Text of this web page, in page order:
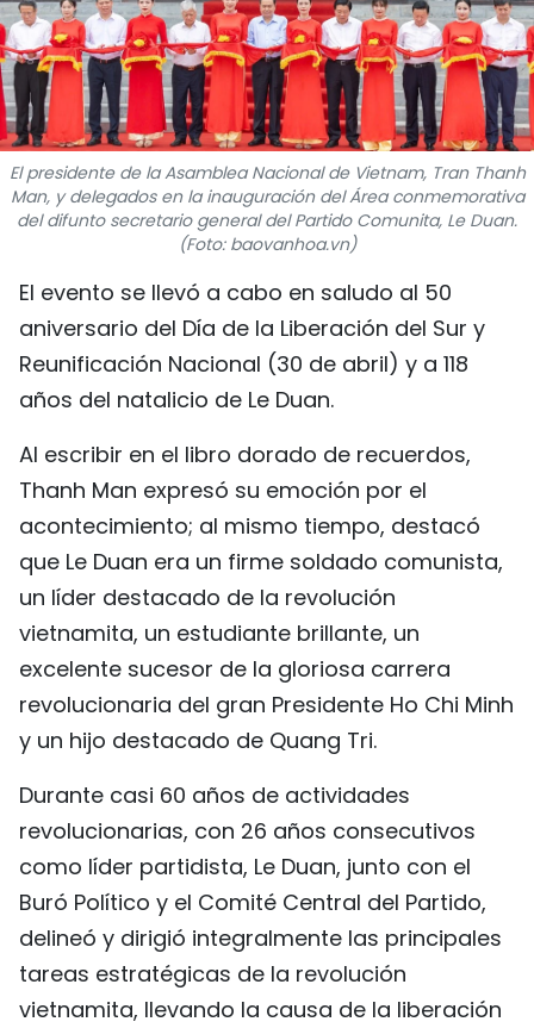
¿QUIÉNES SOMOS?
TIẾNG VIỆT
ENGLISH
中文
FRANÇAIS
РУССКИЙ
El presidente de la Asamblea Nacional de Vietnam, Tran Thanh
Man, y delegados en la inauguración del Área conmemorativa
del difunto secretario general del Partido Comunita, Le Duan.
(Foto: baovanhoa.vn)
El evento se llevó a cabo en saludo al 50
aniversario del Día de la Liberación del Sur y
Reunificación Nacional (30 de abril) y a 118
años del natalicio de Le Duan.
Al escribir en el libro dorado de recuerdos,
Thanh Man expresó su emoción por el
acontecimiento; al mismo tiempo, destacó
que Le Duan era un firme soldado comunista,
un líder destacado de la revolución
vietnamita, un estudiante brillante, un
excelente sucesor de la gloriosa carrera
revolucionaria del gran Presidente Ho Chi Minh
y un hijo destacado de Quang Tri.
Durante casi 60 años de actividades
revolucionarias, con 26 años consecutivos
como líder partidista, Le Duan, junto con el
Buró Político y el Comité Central del Partido,
delineó y dirigió integralmente las principales
tareas estratégicas de la revolución
vietnamita, llevando la causa de la liberación